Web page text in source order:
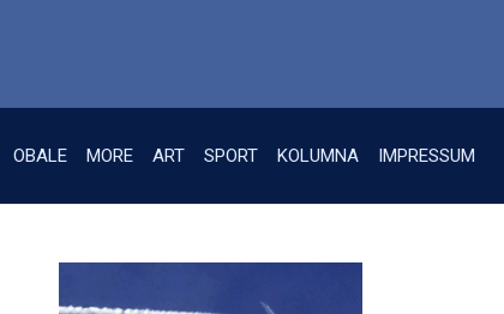
OBALE MORE ART SPORT KOLUMNA IMPRESSUM